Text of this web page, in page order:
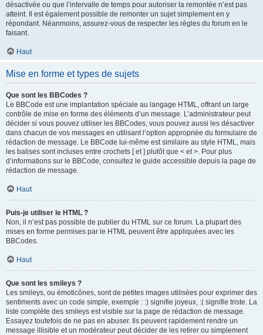
désactivée ou que l’intervalle de temps pour autoriser la remontée n’est pas
atteint. Il est également possible de remonter un sujet simplement en y
répondant. Néanmoins, assurez-vous de respecter les règles du forum en le
faisant.
Haut
Mise en forme et types de sujets
Que sont les BBCodes ?
Le BBCode est une implantation spéciale au langage HTML, offrant un large
contrôle de mise en forme des éléments d’un message. L’administrateur peut
décider si vous pouvez utiliser les BBCodes, vous pouvez aussi les désactiver
dans chacun de vos messages en utilisant l’option appropriée du formulaire de
rédaction de message. Le BBCode lui-même est similaire au style HTML, mais
les balises sont incluses entre crochets [ et ] plutôt que < et >. Pour plus
d’informations sur le BBCode, consultez le guide accessible depuis la page de
rédaction de message.
Haut
Puis-je utiliser le HTML ?
Non, il n’est pas possible de publier du HTML sur ce forum. La plupart des
mises en forme permises par le HTML peuvent être appliquées avec les
BBCodes.
Haut
Que sont les smileys ?
Les smileys, ou émoticônes, sont de petites images utilisées pour exprimer des
sentiments avec un code simple, exemple : :) signifie joyeux, :( signifie triste. La
liste complète des smileys est visible sur la page de rédaction de message.
Essayez toutefois de ne pas en abuser. Ils peuvent rapidement rendre un
message illisible et un modérateur peut décider de les retirer ou simplement